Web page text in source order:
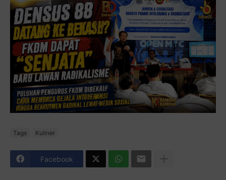
Tags Kuliner
Facebook